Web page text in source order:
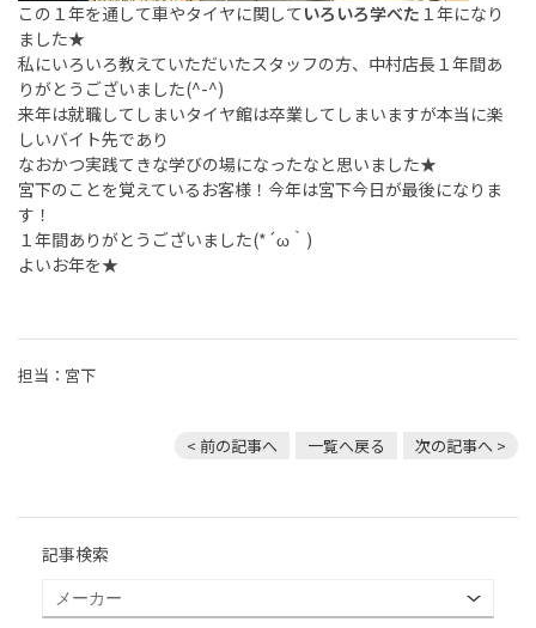
この１年を通して車やタイヤに関して いろいろ学べた １年になり
ました★
私にいろいろ教えていただいたスタッフの方、中村店長１年間あ
りがとうございました(^-^)
来年は就職してしまいタイヤ館は卒業してしまいますが本当に楽
しいバイト先であり
なおかつ実践てきな学びの場になったなと思いました★
宮下のことを覚えているお客様！今年は宮下今日が最後になりま
す！
１年間ありがとうございました(*´ω｀)
よいお年を★
担当：宮下
< 前の記事へ 一覧へ戻る 次の記事へ >
記事検索